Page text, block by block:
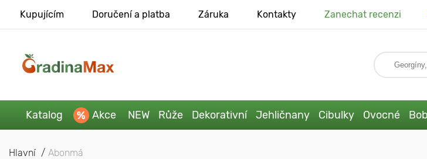
Kupujícím Doručení a platba Záruka Kontakty Zanechat recenzi
Katalog Akce NEW Růže Dekorativní Jehličnany Cibulky Ovocné
Hlavní Abonmá